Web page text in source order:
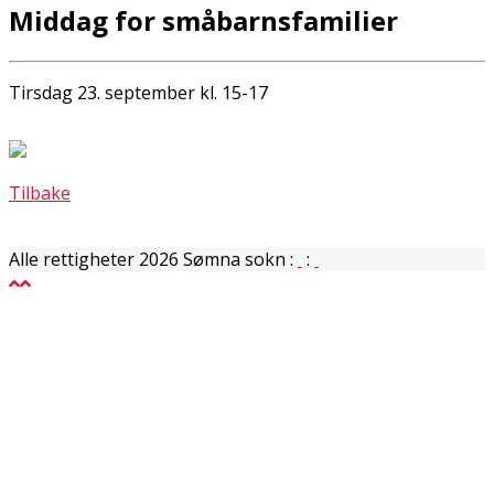
Middag for småbarnsfamilier
Tirsdag 23. september kl. 15-17
Tilbake
Alle rettigheter 2026 Sømna sokn : :